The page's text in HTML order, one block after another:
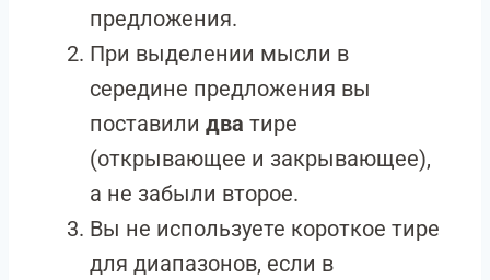
предложения.
При выделении мысли в
середине предложения вы
поставили два тире
(открывающее и закрывающее),
а не забыли второе.
Вы не используете короткое тире
для диапазонов, если в